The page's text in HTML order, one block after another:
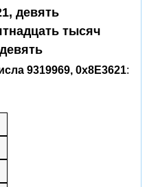
девять
тысяч
9319969, 0x8E3621: